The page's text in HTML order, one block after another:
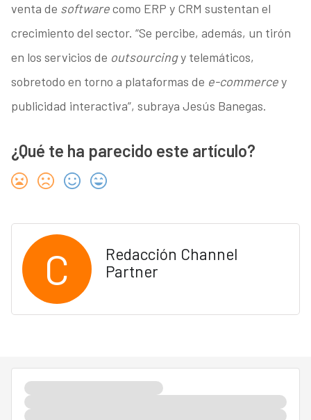
venta de softwarecomo ERP y CRM sustentan el
crecimiento del sector. “Se percibe, además, un tirón
en los servicios de outsourcingy telemáticos,
sobretodo en torno a plataformas de e-commercey
publicidad interactiva”, subraya Jesús Banegas.
¿Qué te ha parecido este artículo?
C
Redacción Channel
Partner